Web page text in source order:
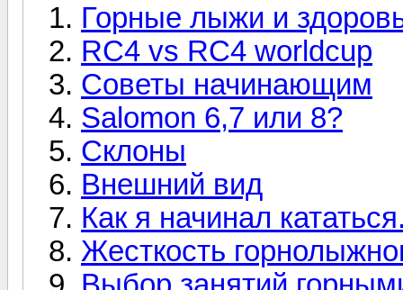
Горные лыжи и
RC4 vs RC4 worldcup
Советы начинающим
Salomon 6,7 или 8?
Склоны
Внешний вид
Как я начинал
Жесткость